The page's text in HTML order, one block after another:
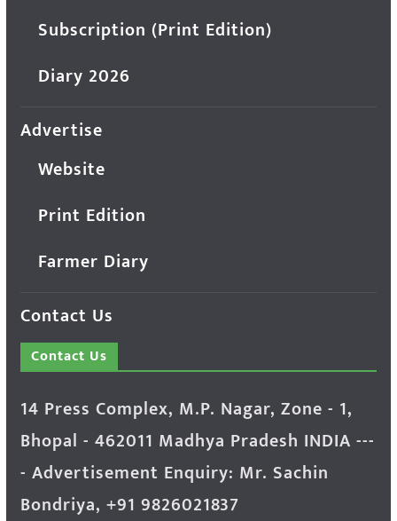
Subscription (Print Edition)
Diary 2026
Advertise
Website
Print Edition
Farmer Diary
Contact Us
Contact Us
14 Press Complex, M.P. Nagar, Zone - 1,
Bhopal - 462011 Madhya Pradesh INDIA ---
- Advertisement Enquiry: Mr. Sachin
Bondriya, +91 9826021837